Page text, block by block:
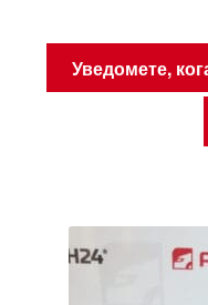
Уведомете,